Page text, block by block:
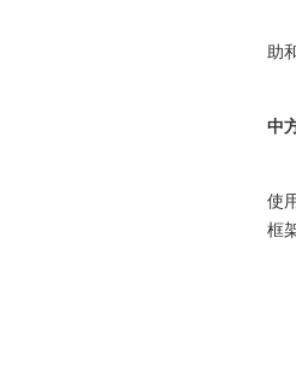
助
中
使
框